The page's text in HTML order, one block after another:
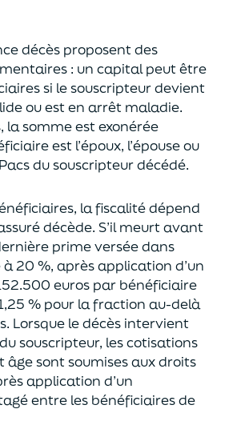
décès proposentdes
: un capitalpeut être
si le souscripteur devient
ouest en arrêt maladie.
la somme est exonérée
est l’époux, l’épouse ou
du souscripteur décédé.
la fiscalité dépend
décède. S’il meurt avant
ère prime versée dans
à 20 %, après application d’un
euros par bénéficiaire
% pour la fraction au-delà
Lorsque le décès intervient
souscripteur, les cotisations
âge sont soumises aux droits
application d’un
entre les bénéficiaires de